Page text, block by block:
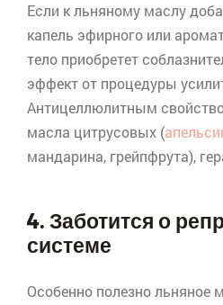
Если к льняному маслу
капель эфирного или
тело приобретет
эффект от процедуры
Антицеллюлитным
масла цитрусовых (
мандарина, грейпфрута),
4. Заботится о
системе
Особенно полезно